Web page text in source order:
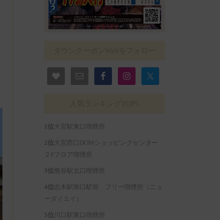
大宮駅東口喫煙所
大宮西口DOMショッピングセンター
２Fフロア喫煙所
熊谷駅北口喫煙所
志木駅南口駅前 フリー喫煙所（ニュ
ーダイエイ）
川口駅東口喫煙所